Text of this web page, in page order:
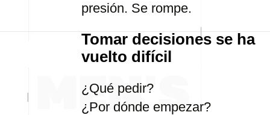
presión. Se rompe.
Tomar decisiones se ha
vuelto difícil
¿Qué pedir?
¿Por dónde empezar?